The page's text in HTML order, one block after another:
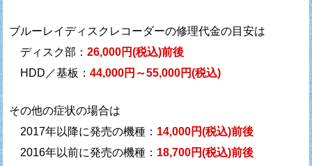
ブルーレイディスクレコーダーの修理代金の目安は
ディスク部：26,000円(税込)前後
HDD／基板：44,000円～55,000円(税込)
その他の症状の場合は
2017年以降に発売の機種： 14,000円(税込)前後
2016年以前に発売の機種： 18,700円(税込)前後